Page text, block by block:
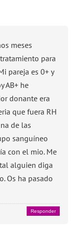
meses
para
pareja es 0+ y
AB+ he
donante era
que fuera RH
de las
sanguíneo
con el mio. Me
alguien diga
Os ha pasado
Responder